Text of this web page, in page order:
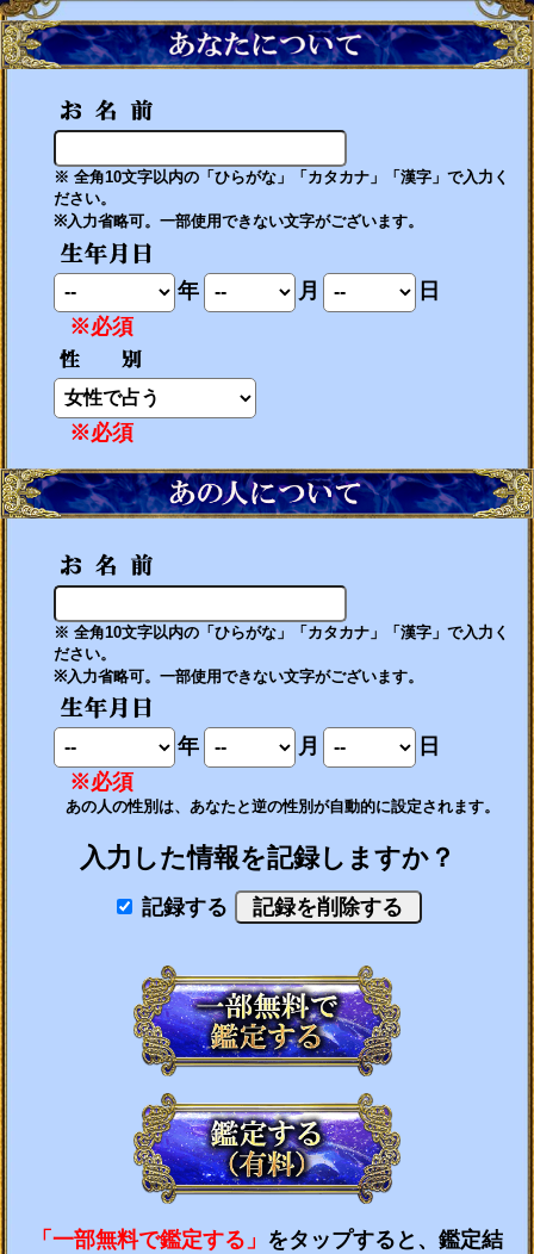
※ 全角10文字以内の「ひらがな」「カタカナ」「漢字」で入力く
ださい。
※入力省略可。一部使用できない文字がございます。
年 月
日
※必須
※必須
※ 全角10文字以内の「ひらがな」「カタカナ」「漢字」で入力く
ださい。
※入力省略可。一部使用できない文字がございます。
年 月
日
※必須
あの人の性別は、あなたと逆の性別が自動的に設定されます。
入力した情報を記録しますか？
記録する
「一部無料で鑑定する」 をタップすると、鑑定結